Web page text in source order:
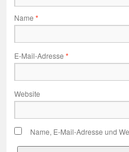
Name *
E-Mail-Adresse *
Website
Name, E-Mail-Adresse und